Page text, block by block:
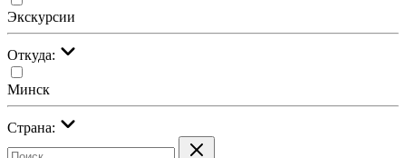
Экскурсии
Откуда:
Минск
Страна: